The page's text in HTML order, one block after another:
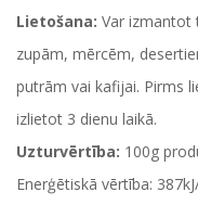
Lietošana: Var izmantot
zupām, mērcēm,
putrām vai kafijai. Pirms
izlietot 3 dienu laikā.
Uzturvērtība: 100g
Enerģētiskā vērtība: